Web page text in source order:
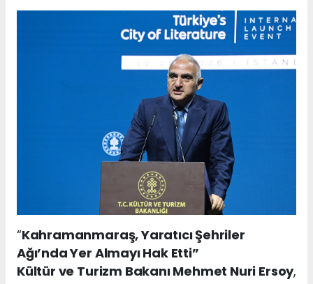
“Kahramanmaraş, Yaratıcı Şehriler
Ağı’nda Yer Almayı Hak Etti”
Kültür ve Turizm Bakanı Mehmet Nuri Ersoy,